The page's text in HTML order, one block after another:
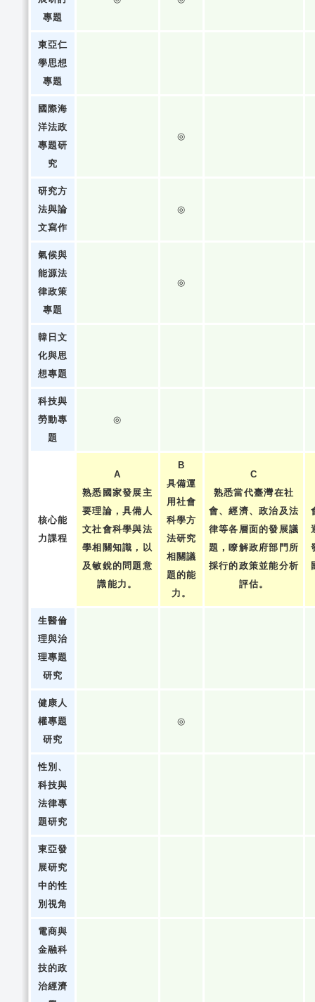
專題
東亞仁
學思想
專題
國際海
洋法政
專題研
究
◎
研究方
法與論
文寫作
◎
氣候與
能源法
律政策
專題
◎
韓日文
化與思
想專題
科技與
勞動專
題
◎
核心能
力課程
A
熟悉國家發展主
要理論，具備人
文社會科學與法
學相關知識，以
及敏銳的問題意
識能力。
B
具備運
用社會
科學方
法研究
相關議
題的能
力。
C
熟悉當代臺灣在社
會、經濟、政治及法
律等各層面的發展議
題，瞭解政府部門所
採行的政策並能分析
評估。
生醫倫
理與治
理專題
研究
健康人
權專題
研究
◎
性別、
科技與
法律專
題研究
東亞發
展研究
中的性
別視角
電商與
金融科
技的政
治經濟